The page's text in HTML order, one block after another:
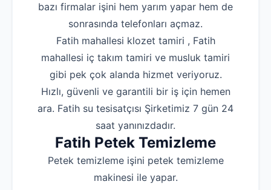
bazı firmalar işini hem yarım yapar hem de
sonrasında telefonları açmaz.
Fatih mahallesi klozet tamiri , Fatih
mahallesi iç takım tamiri ve musluk tamiri
gibi pek çok alanda hizmet veriyoruz.
Hızlı, güvenli ve garantili bir iş için hemen
ara. Fatih su tesisatçısı Şirketimiz 7 gün 24
saat yanınızdadır.
Fatih Petek Temizleme
Petek temizleme işini petek temizleme
makinesi ile yapar.